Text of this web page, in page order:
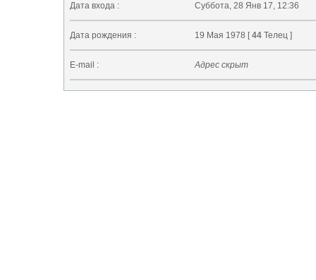
Дата входа : Суббота, 28 Янв 17, 12:36
Дата рождения : 19 Мая 1978 [44 Телец ]
E-mail : Адрес скрыт